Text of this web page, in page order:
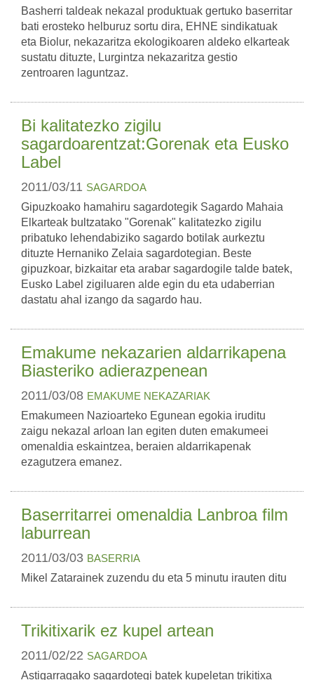
Basherri taldeak nekazal produktuak gertuko baserritar
bati erosteko helburuz sortu dira, EHNE sindikatuak
eta Biolur, nekazaritza ekologikoaren aldeko elkarteak
sustatu dituzte, Lurgintza nekazaritza gestio
zentroaren laguntzaz.
Bi kalitatezko zigilu
sagardoarentzat:Gorenak eta Eusko
Label
2011/03/11 SAGARDOA
Gipuzkoako hamahiru sagardotegik Sagardo Mahaia
Elkarteak bultzatako "Gorenak" kalitatezko zigilu
pribatuko lehendabiziko sagardo botilak aurkeztu
dituzte Hernaniko Zelaia sagardotegian. Beste
gipuzkoar, bizkaitar eta arabar sagardogile talde batek,
Eusko Label zigiluaren alde egin du eta udaberrian
dastatu ahal izango da sagardo hau.
Emakume nekazarien aldarrikapena
Biasteriko adierazpenean
2011/03/08 EMAKUME NEKAZARIAK
Emakumeen Nazioarteko Egunean egokia iruditu
zaigu nekazal arloan lan egiten duten emakumeei
omenaldia eskaintzea, beraien aldarrikapenak
ezagutzera emanez.
Baserritarrei omenaldia Lanbroa film
laburrean
2011/03/03 BASERRIA
Mikel Zatarainek zuzendu du eta 5 minutu irauten ditu
Trikitixarik ez kupel artean
2011/02/22 SAGARDOA
Astigarragako sagardotegi batek kupeletan trikitixa